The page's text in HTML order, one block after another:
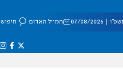
08/2026 המייל האדום חיפוש